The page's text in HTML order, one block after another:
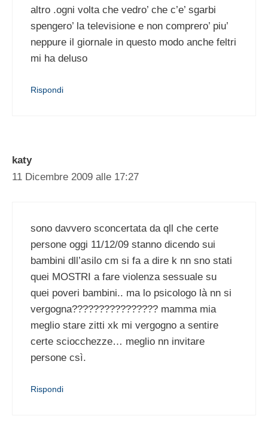
altro .ogni volta che vedro’ che c’e’ sgarbi
spengero’ la televisione e non comprero’ piu’
neppure il giornale in questo modo anche feltri
mi ha deluso
Rispondi
katy
11 Dicembre 2009 alle 17:27
sono davvero sconcertata da qll che certe
persone oggi 11/12/09 stanno dicendo sui
bambini dll’asilo cm si fa a dire k nn sno stati
quei MOSTRI a fare violenza sessuale su
quei poveri bambini.. ma lo psicologo là nn si
vergogna???????????????? mamma mia
meglio stare zitti xk mi vergogno a sentire
certe sciocchezze… meglio nn invitare
persone csì.
Rispondi